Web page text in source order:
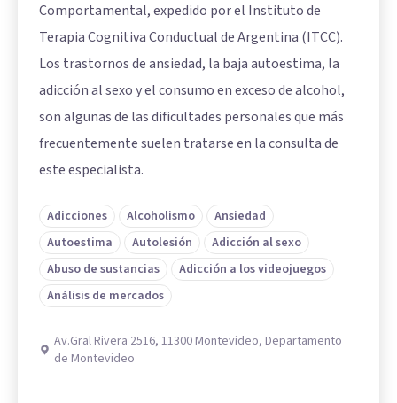
Comportamental, expedido por el Instituto de
Terapia Cognitiva Conductual de Argentina (ITCC).
Los trastornos de ansiedad, la baja autoestima, la
adicción al sexo y el consumo en exceso de alcohol,
son algunas de las dificultades personales que más
frecuentemente suelen tratarse en la consulta de
este especialista.
Adicciones Alcoholismo
Ansiedad
Autoestima
Autolesión
Adicción al sexo
Abuso de sustancias
Adicción a los videojuegos
Análisis de mercados
Av.Gral Rivera 2516, 11300 Montevideo, Departamento
de Montevideo